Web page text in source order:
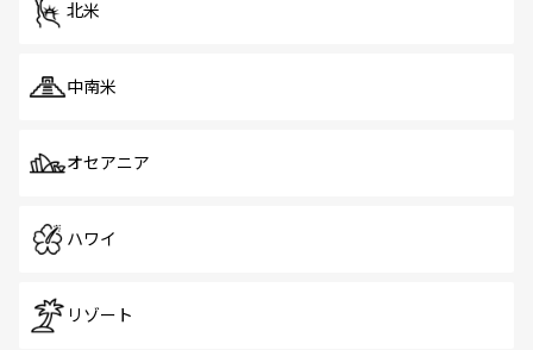
北米
中南米
オセアニア
ハワイ
リゾート